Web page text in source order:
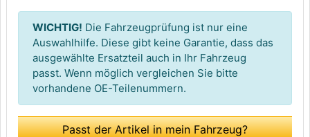
WICHTIG! Die Fahrzeugprüfung ist nur eine
Auswahlhilfe. Diese gibt keine Garantie, dass das
ausgewählte Ersatzteil auch in Ihr Fahrzeug
passt. Wenn möglich vergleichen Sie bitte
vorhandene OE-Teilenummern.
Passt der Artikel in mein Fahrzeug?